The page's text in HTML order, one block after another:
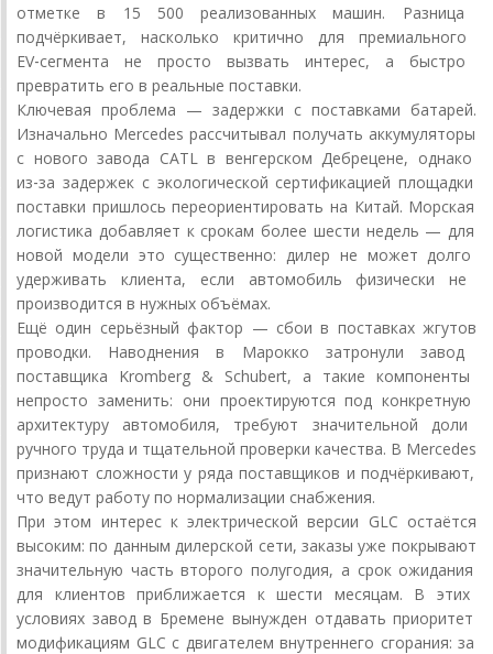
отметке в 15 500 реализованных машин. Разница
подчёркивает, насколько критично для премиального
EV‑сегмента не просто вызвать интерес, а быстро
превратить его в реальные поставки.
Ключевая проблема — задержки с поставками батарей.
Изначально Mercedes рассчитывал получать аккумуляторы
с нового завода CATLв венгерском Дебрецене, однако
из‑за задержексэкологической сертификацией площадки
поставки пришлось переориентировать на Китай. Морская
логистика добавляет ксрокам более шести недель — для
новой модели это существенно: дилер не может долго
удерживать клиента, если автомобиль физически не
производится в нужных объёмах.
Ещё один серьёзный фактор — сбои в поставкахжгутов
проводки. Наводнения в Марокко затронули завод
поставщика Kromberg & Schubert, а такие компоненты
непросто заменить: они проектируются под конкретную
архитектуру автомобиля, требуют значительной доли
ручного труда и тщательной проверки качества. В Mercedes
признают сложности у ряда поставщиков и подчёркивают,
что ведут работу по нормализации снабжения.
При этом интерескэлектрической версии GLC остаётся
высоким: по данным дилерской сети, заказы уже покрывают
значительную часть второго полугодия, а срокожидания
для клиентов приближается кшести месяцам. В этих
условиях заводв Бремене вынужден отдавать приоритет
модификациям GLC с двигателем внутреннего сгорания: за